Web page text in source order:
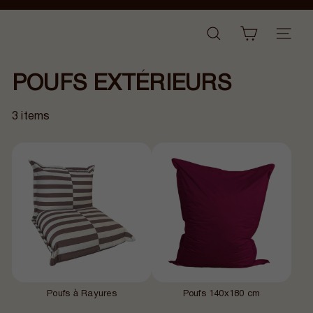
Passer
a
a
RECHERCHER
POUFS EXTÉRIEURS
3 items
Poufs à Rayures Poufs 140x180 cm